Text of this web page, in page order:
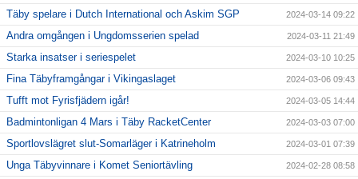
Täby spelare i Dutch International och Askim SGP 2024-03-14 09:22
Andra omgången i Ungdomsserien spelad 2024-03-11 21:49
Starka insatser i seriespelet 2024-03-10 10:25
Fina Täbyframgångar i Vikingaslaget 2024-03-06 09:43
Tufft mot Fyrisfjädern igår! 2024-03-05 14:44
Badmintonligan 4 Mars i Täby RacketCenter 2024-03-03 07:00
Sportlovslägret slut-Somarläger i Katrineholm 2024-03-01 07:39
Unga Täbyvinnare i Komet Seniortävling 2024-02-28 08:58